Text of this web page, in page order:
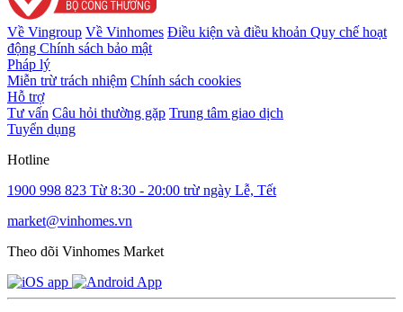
Về Vingroup Về Vinhomes Điều kiện và điều khoản Quy chế hoạt
động Chính sách bảo mật
Pháp lý
Miễn trừ trách nhiệm Chính sách cookies
Hỗ trợ
Tư vấn Câu hỏi thường gặp Trung tâm giao dịch
Tuyển dụng
Hotline
1900 998 823 Từ 8:30 - 20:00 trừ ngày Lễ, Tết
market@vinhomes.vn
Theo dõi Vinhomes Market